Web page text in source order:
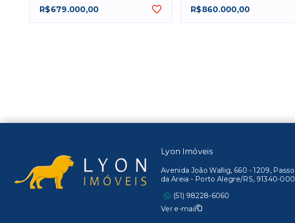
R$679.000,00 R$860.000,00
Lyon Imóveis
Avenida João Wallig, 660 - 1209, Passo
da Areia - Porto Alegre/RS, 91340-000
(51) 98228-6060
Ver e-mail